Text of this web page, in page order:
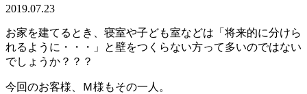
2019.07.23
お家を建てるとき、寝室や子ども室などは「将来的に分けら
れるように・・・」と壁をつくらない方って多いのではない
でしょうか？？？
今回のお客様、Ｍ様もその一人。